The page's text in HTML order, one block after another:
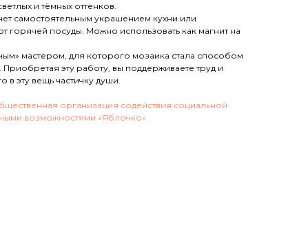
и тёмных оттенков.
самостоятельным украшением кухни или
горячей посуды. Можно использовать как магнит на
мастером, для которого мозаика стала способом
эту работу, вы поддерживаете труд и
в эту вещь частичку души.
организация содействия социальной
возможностями «Яблочко»